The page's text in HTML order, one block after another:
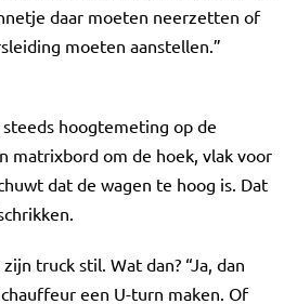
daar moeten neerzetten of
moeten aanstellen.”
hoogtemeting op de
matrixbord om de hoek, vlak voor
dat de wagen te hoog is. Dat
truck stil. Wat dan? “Ja, dan
een U-turn maken. Of